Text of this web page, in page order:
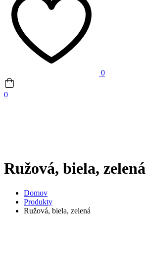
0
0
Ružová, biela, zelená
Domov
Produkty
Ružová, biela, zelená